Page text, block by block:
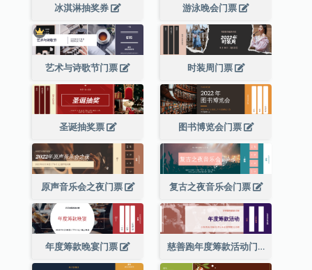
冰淇淋抽奖券 游泳晚会门票
艺术与诗歌节门票 时装周门票
圣诞抽奖票 图书博览会门票
原声音乐会之夜门票 复古之夜音乐会门票
年度筹款晚宴门票 慈善跑年度筹款活动门票